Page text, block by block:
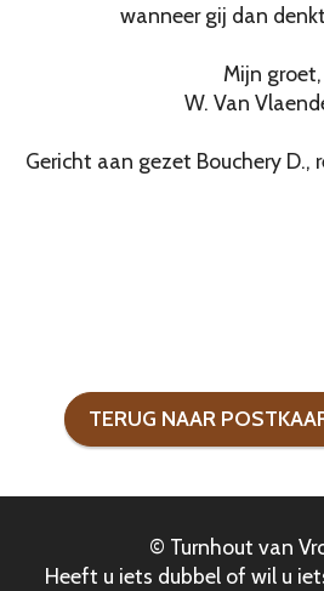
wanneer gij dan
Mijn groet,
W. Van
Gericht aan gezet Bouchery D.,
TERUG NAAR
© Turnhout van
Heeft u iets dubbel of wil u